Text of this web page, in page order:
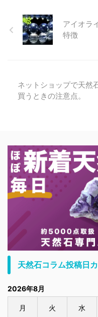
アイオラ
特徴
ネットショップで天然
買うときの注意点。
天然石コラム投稿日
2026年8月
月 火 水